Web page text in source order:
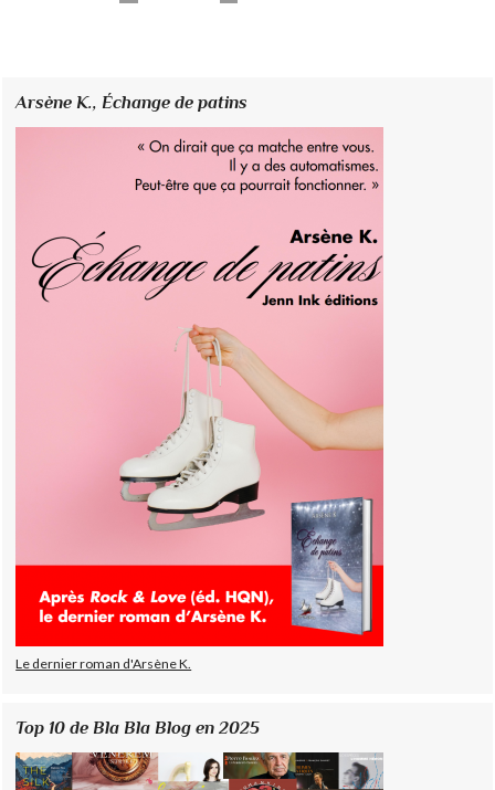
Arsène K.,Échange de patins
Le dernier roman d'Arsène K.
Top 10 de Bla Bla Blog en 2025